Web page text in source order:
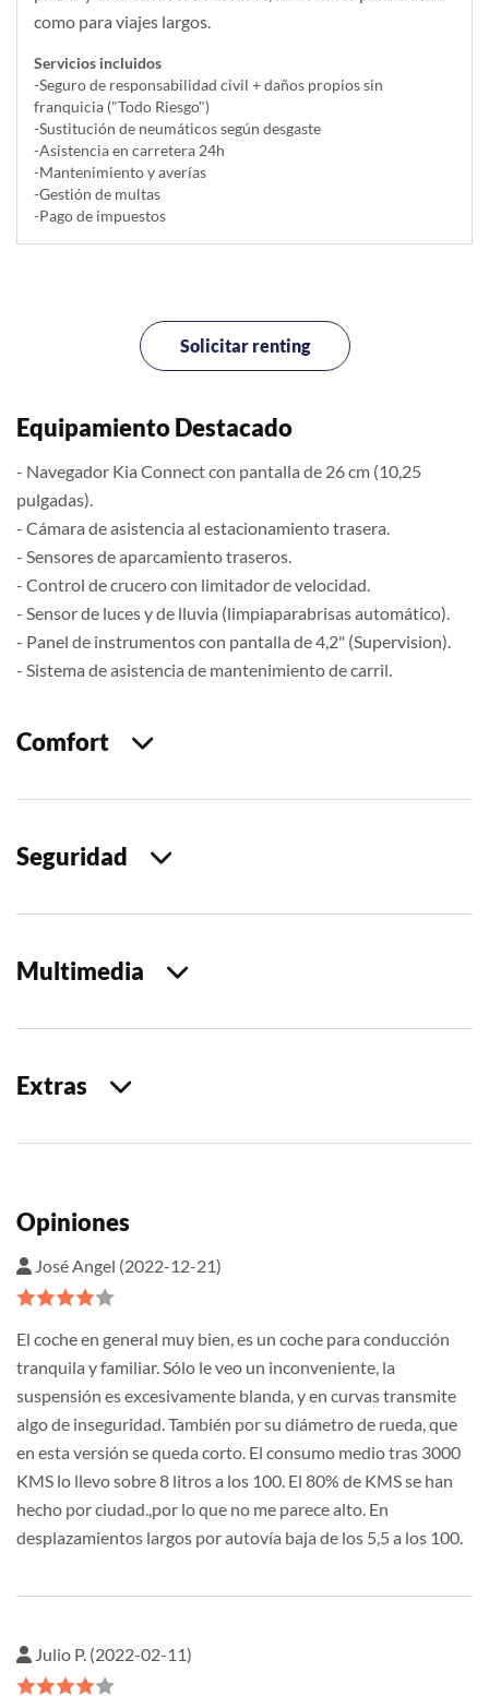
como para viajes largos.
Servicios incluidos
-Seguro de responsabilidad civil + daños propios sin
franquicia ("Todo Riesgo")
-Sustitución de neumáticos según desgaste
-Asistencia en carretera 24h
-Mantenimiento y averías
-Gestión de multas
-Pago de impuestos
Solicitar renting
Equipamiento Destacado
- Navegador Kia Connect con pantalla de 26 cm (10,25
pulgadas).
- Cámara de asistencia al estacionamiento trasera.
- Sensores de aparcamiento traseros.
- Control de crucero con limitador de velocidad.
- Sensor de luces y de lluvia (limpiaparabrisas automático).
- Panel de instrumentos con pantalla de 4,2" (Supervision).
- Sistema de asistencia de mantenimiento de carril.
Comfort
Seguridad
Multimedia
Extras
Opiniones
José Angel (2022-12-21)
El coche en general muy bien, es un coche para conducción
tranquila y familiar. Sólo le veo un inconveniente, la
suspensión es excesivamente blanda, y en curvas transmite
algo de inseguridad. También por su diámetro de rueda, que
en esta versión se queda corto. El consumo medio tras 3000
KMS lo llevo sobre 8 litros a los 100. El 80% de KMS se han
hecho por ciudad.,por lo que no me parece alto. En
desplazamientos largos por autovía baja de los 5,5 a los 100.
Julio P. (2022-02-11)